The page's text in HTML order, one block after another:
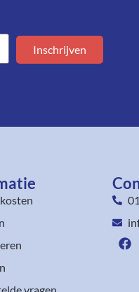
Inschrijven